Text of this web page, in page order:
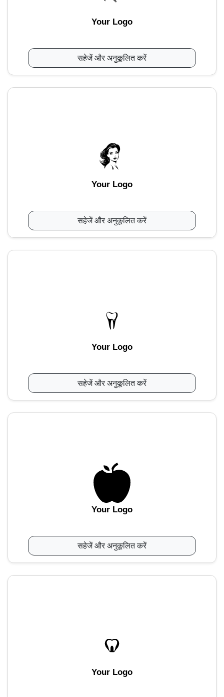
Your Logo
सहेजें और अनुकूलित करें
Your Logo
सहेजें और अनुकूलित करें
Your Logo
सहेजें और अनुकूलित करें
Your Logo
सहेजें और अनुकूलित करें
Your Logo